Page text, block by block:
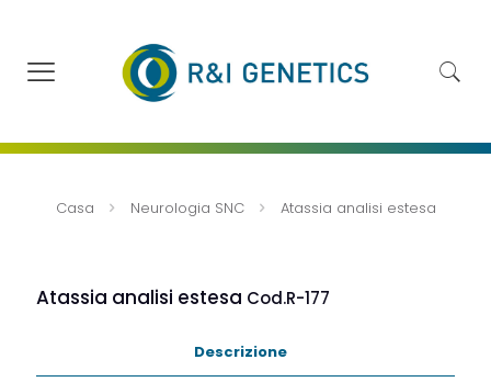
Casa Neurologia SNC Atassia analisi estesa
Atassia analisi estesa Cod.R-177
Descrizione